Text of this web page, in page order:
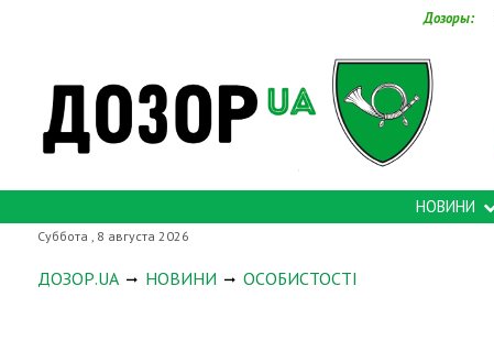
Дозоры:
НОВИНИ
Суббота , 8 августа 2026
ДОЗОР.UA НОВИНИ ОСОБИСТОСТІ